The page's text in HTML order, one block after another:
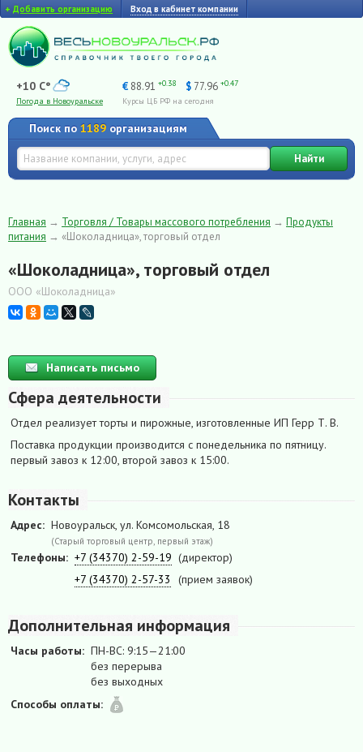
+ Добавить организацию Вход в кабинет компании
+10 C°
Погода в Новоуральске
€ 88.91 +0.38 $ 77.96 +0.47
Курсы ЦБ РФ на сегодня
Поиск по 1189 организациям
Найти
Главная → Торговля / Товары массового потребления → Продукты
питания → «Шоколадница», торговый отдел
«Шоколадница», торговый отдел
ООО «Шоколадница»
Написать письмо
Сфера деятельности
Отдел реализует торты и пирожные, изготовленные ИП Герр Т. В.
Поставка продукции производится с понедельника по пятницу.
первый завоз к 12:00, второй завоз к 15:00.
Контакты
Адрес: Новоуральск, ул. Комсомольская, 18
(Старый торговый центр, первый этаж)
Телефоны: +7 (34370) 2-59-19 (директор)
+7 (34370) 2-57-33
(прием заявок)
Дополнительная информация
Часы работы: ПН-ВС: 9:15—21:00
без перерыва
без выходных
Способы оплаты: